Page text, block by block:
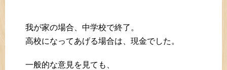
我が家の場合、中学校で終了。
高校になってあげる場合は、現金でした。
一般的な意見を見ても、